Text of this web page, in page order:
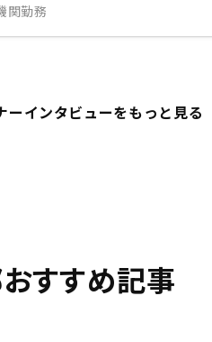
関勤務
ーインタビューをもっと見る
すすめ記事